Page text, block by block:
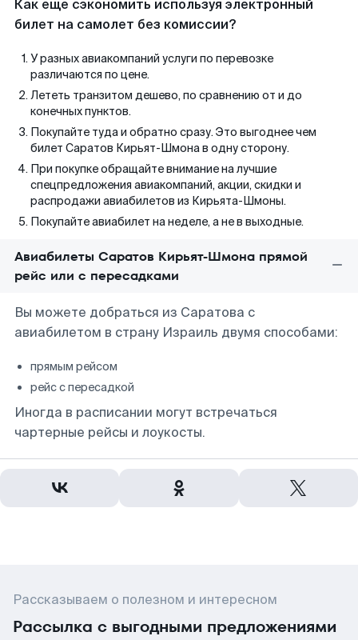
Как еще сэкономить используя электронный
билет на самолет без комиссии?
У разных авиакомпаний услуги по перевозке
различаются по цене.
Лететь транзитом дешево, по сравнению от и до
конечных пунктов.
Покупайте туда и обратно сразу. Это выгоднее чем
билет Саратов Кирьят-Шмона в одну сторону.
При покупке обращайте внимание на лучшие
спецпредложения авиакомпаний, акции, скидки и
распродажи авиабилетов из Кирьята-Шмоны.
Покупайте авиабилет на неделе, а не в выходные.
Авиабилеты Саратов Кирьят-Шмона прямой
рейс или с пересадками
Вы можете добраться из Саратова с
авиабилетом в страну Израиль двумя способами:
прямым рейсом
рейс с пересадкой
Иногда в расписании могут встречаться
чартерные рейсы и лоукосты.
Рассказываем о полезном и интересном
Рассылка с выгодными предложениями